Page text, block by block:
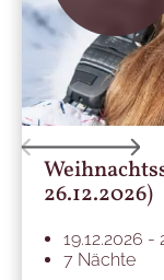
26.12.2026)
19.12.2026 -
7 Nächte